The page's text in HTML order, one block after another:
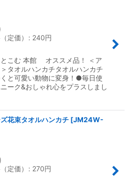
定価）
: 240円
とこむ 本館 オススメ品！ ＜ア
タオルハンカチタオルハンカチ
と可愛い動物に変身！●毎日使
ーク&おしゃれ心をプラスしまし
花束タオルハンカチ [JM24W-
)
定価）
: 270円